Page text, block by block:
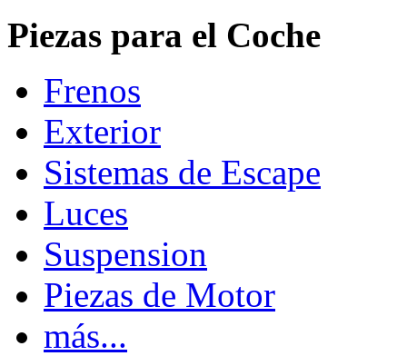
Piezas para el Coche
Frenos
Exterior
Sistemas de Escape
Luces
Suspension
Piezas de Motor
más...